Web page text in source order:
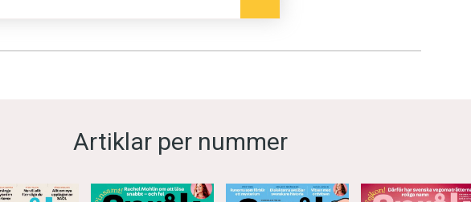
Artiklar per nummer